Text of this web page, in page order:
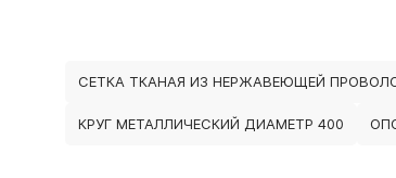
СЕТКА ТКАНАЯ ИЗ НЕРЖАВЕЮЩЕЙ
КРУГ МЕТАЛЛИЧЕСКИЙ ДИАМЕТР 400